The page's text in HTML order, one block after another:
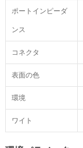
ポートインピーダ
ンス
コネクタ
表面の色
環境
ワイト